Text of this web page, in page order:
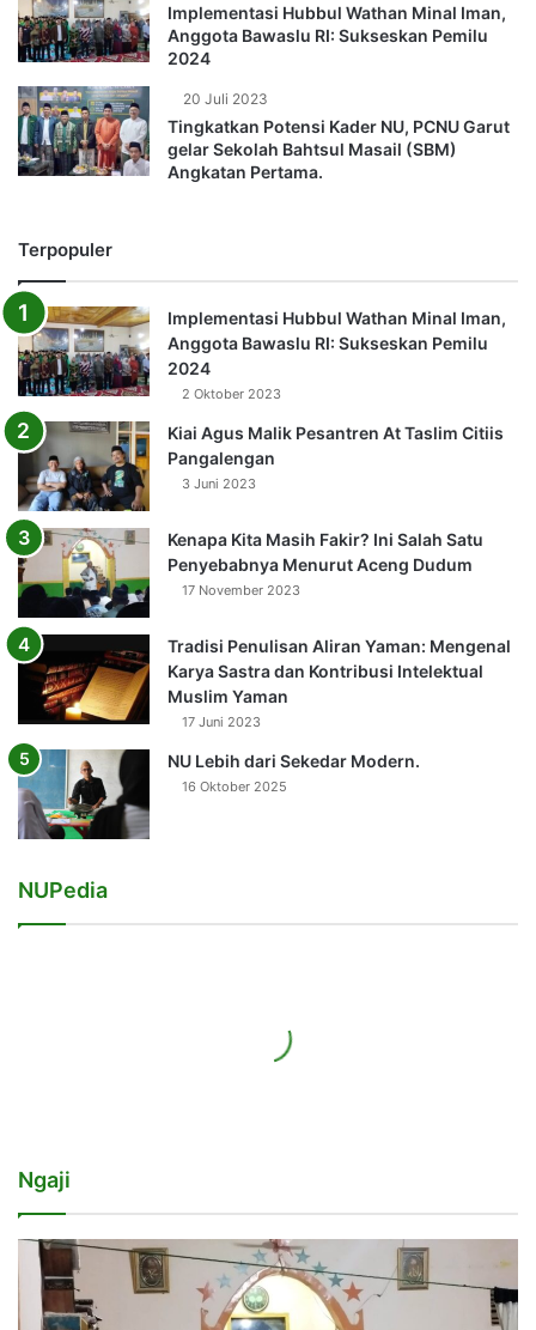
Implementasi Hubbul Wathan Minal Iman,
Anggota Bawaslu RI: Sukseskan Pemilu
2024
20 Juli 2023
Tingkatkan Potensi Kader NU, PCNU Garut
gelar Sekolah Bahtsul Masail (SBM)
Angkatan Pertama.
Terpopuler
Implementasi Hubbul Wathan Minal Iman,
Anggota Bawaslu RI: Sukseskan Pemilu
2024
2 Oktober 2023
Kiai Agus Malik Pesantren At Taslim Citiis
Pangalengan
3 Juni 2023
Kenapa Kita Masih Fakir? Ini Salah Satu
Penyebabnya Menurut Aceng Dudum
17 November 2023
Tradisi Penulisan Aliran Yaman: Mengenal
Karya Sastra dan Kontribusi Intelektual
Muslim Yaman
17 Juni 2023
NU Lebih dari Sekedar Modern.
16 Oktober 2025
NUPedia
Ngaji